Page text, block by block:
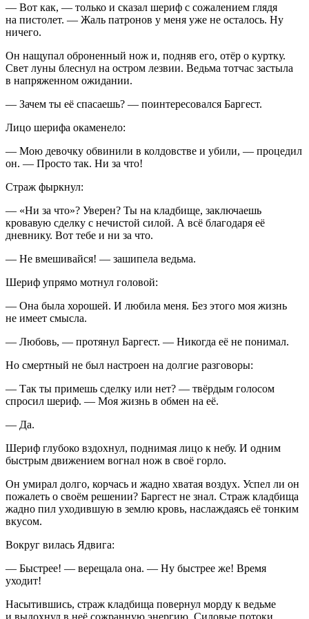
— Вот как, — только и сказал шериф с сожалением глядя
на пистолет. — Жаль патронов у меня уже не осталось. Ну
ничего.
Он нащупал оброненный нож и, подняв его, отёр о куртку.
Свет луны блеснул на остром лезвии. Ведьма тотчас застыла
в напряженном ожидании.
— Зачем ты её спасаешь? — поинтересовался Баргест.
Лицо шерифа окаменело:
— Мою девочку обвинили в колдовстве и убили, — процедил
он. — Просто так. Ни за что!
Страж фыркнул:
— «Ни за что»? Уверен? Ты на кладбище, заключаешь
кровавую сделку с нечистой силой. А всё благодаря её
дневнику. Вот тебе и ни за что.
— Не вмешивайся! — зашипела ведьма.
Шериф упрямо мотнул головой:
— Она была хорошей. И любила меня. Без этого моя жизнь
не имеет смысла.
— Любовь, — протянул Баргест. — Никогда её не понимал.
Но смертный не был настроен на долгие разговоры:
— Так ты примешь сделку или нет? — твёрдым голосом
спросил шериф. — Моя жизнь в обмен на её.
— Да.
Шериф глубоко вздохнул, поднимая лицо к небу. И одним
быстрым движением вогнал нож в своё горло.
Он умирал долго, корчась и жадно хватая воздух. Успел ли он
пожалеть о своём решении? Баргест не знал. Страж кладбища
жадно пил уходившую в землю кровь, наслаждаясь её тонким
вкусом.
Вокруг вилась Ядвига:
— Быстрее! — верещала она. — Ну быстрее же! Время
уходит!
Насытившись, страж кладбища повернул морду к ведьме
и выдохнул в неё сожранную энергию. Силовые потоки